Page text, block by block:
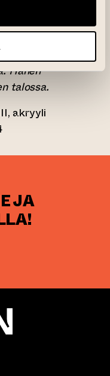
tauko ja tauko
lehtorina
2019 lähtien
Hänen
talossa.
akryyli
JA